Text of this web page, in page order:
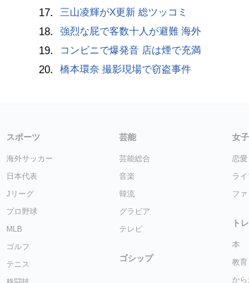
17. 三山凌輝がX更新 総ツッコミ
18. 強烈な屁で客数十人が避難 海外
19. コンビニで爆発音 店は煙で充満
20. 橋本環奈 撮影現場で窃盗事件
スポーツ
海外サッカー
日本代表
Jリーグ
プロ野球
MLB
ゴルフ
テニス
格闘技
芸能
芸能総合
音楽
韓流
グラビア
テレビ
ゴシップ
女子
恋愛
ラ
フ
ト
本
教育
から